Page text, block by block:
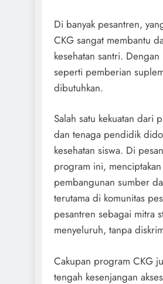
Di banyak pesantren,
CKG sangat membantu
kesehatan santri.
seperti pemberian
dibutuhkan.
Salah satu kekuatan dari
dan tenaga pendidik
kesehatan siswa. Di
program ini,
pembangunan sumber
terutama di komunitas
pesantren sebagai mitra
menyeluruh, tanpa
Cakupan program CKG
tengah kesenjangan